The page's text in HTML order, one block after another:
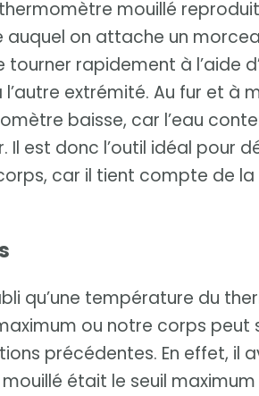
mouillé reproduit
on attache un
tourner rapidement à l’aide
extrémité. Au fur et à
baisse, car l’eau
Il est donc l’outil idéal pour
car il tient compte de
qu’une température du
ou notre corps peut
précédentes. En effet, il
était le seuil